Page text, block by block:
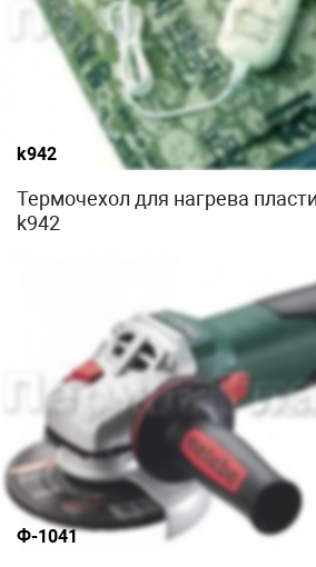
k942
Термочехол для нагрева
k942
Ф-1041